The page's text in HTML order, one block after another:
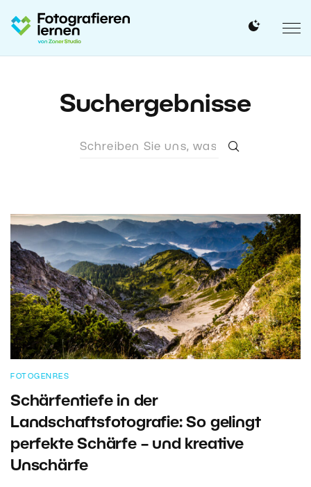
Suchergebnisse
FOTOGENRES
Schärfentiefe in der
Landschaftsfotografie: So gelingt
perfekte Schärfe – und kreative
Unschärfe